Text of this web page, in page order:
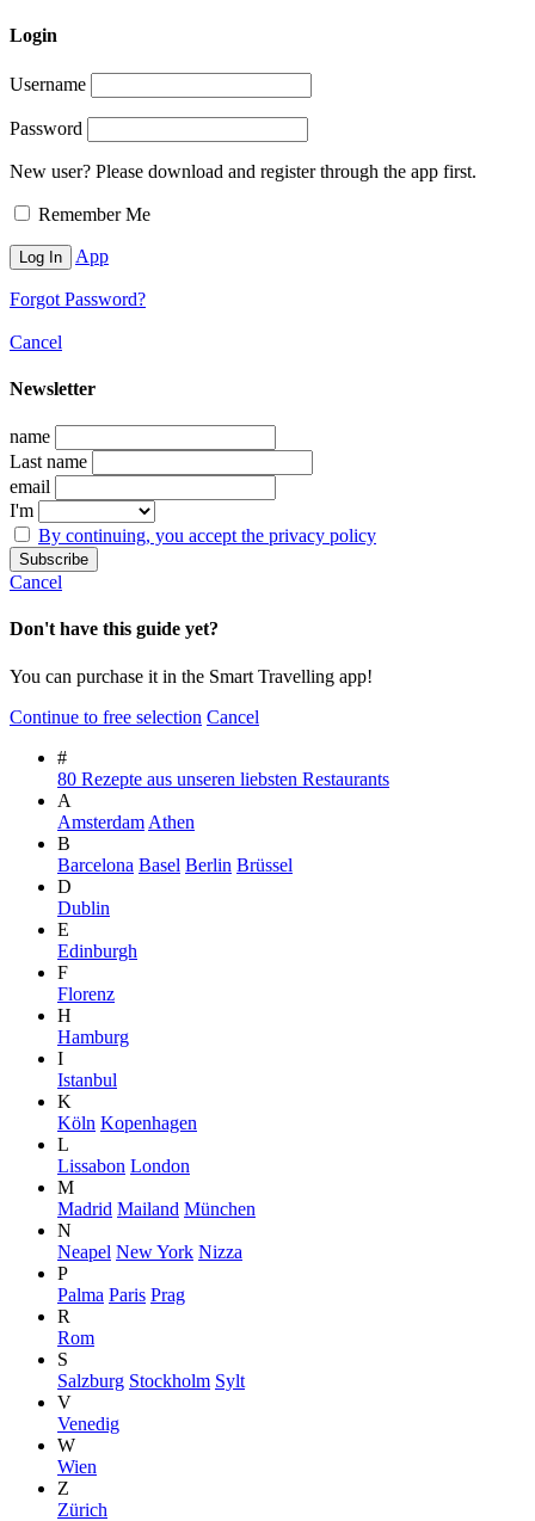
Login
Username
Password
New user? Please download and register through the app first.
Remember Me
App
Forgot Password?
Cancel
Newsletter
name
Last name
email
I'm
By continuing, you accept the privacy policy
Cancel
Don't have this guide yet?
You can purchase it in the Smart Travelling app!
Continue to free selection Cancel
#
80 Rezepte aus unseren liebsten Restaurants
A
Amsterdam Athen
B
Barcelona Basel Berlin Brüssel
D
Dublin
E
Edinburgh
F
Florenz
H
Hamburg
I
Istanbul
K
Köln Kopenhagen
L
Lissabon London
M
Madrid Mailand München
N
Neapel New York Nizza
P
Palma Paris Prag
R
Rom
S
Salzburg Stockholm Sylt
V
Venedig
W
Wien
Z
Zürich